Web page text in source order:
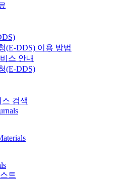
(E-DDS) 이용 방법
스 안내
(E-DDS)
검색
트